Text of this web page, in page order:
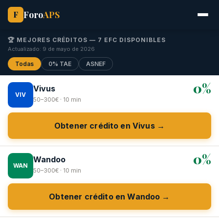
F ForoAPS
🏆 MEJORES CRÉDITOS — 7 EFC DISPONIBLES
Actualizado: 9 de mayo de 2026
Todas 0% TAE ASNEF
VIV
Vivus
50–300€ · 10 min
0%
Obtener crédito en Vivus →
WAN
Wandoo
50–300€ · 10 min
0%
Obtener crédito en Wandoo →